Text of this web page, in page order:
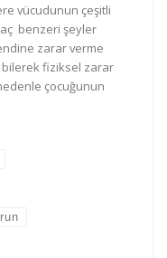
vücudunun çeşitli
benzeri şeyler
zarar verme
bilerek fiziksel zarar
çocuğunun